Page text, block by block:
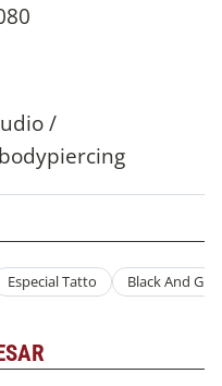
/
Especial Tatto Black And